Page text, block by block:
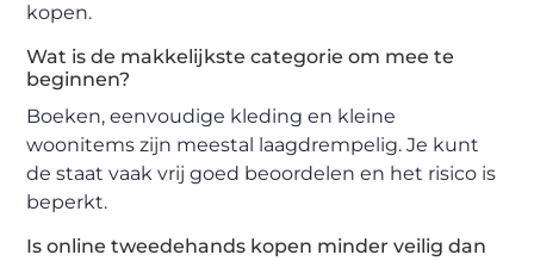
kopen.
Wat is de makkelijkste categorie om mee te
beginnen?
Boeken, eenvoudige kleding en kleine
woonitems zijn meestal laagdrempelig. Je kunt
de staat vaak vrij goed beoordelen en het risico is
beperkt.
Is online tweedehands kopen minder veilig dan